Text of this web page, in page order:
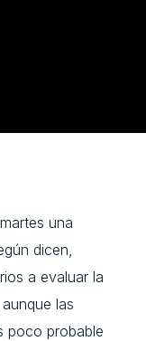
una
dicen,
a evaluar la
las
poco probable